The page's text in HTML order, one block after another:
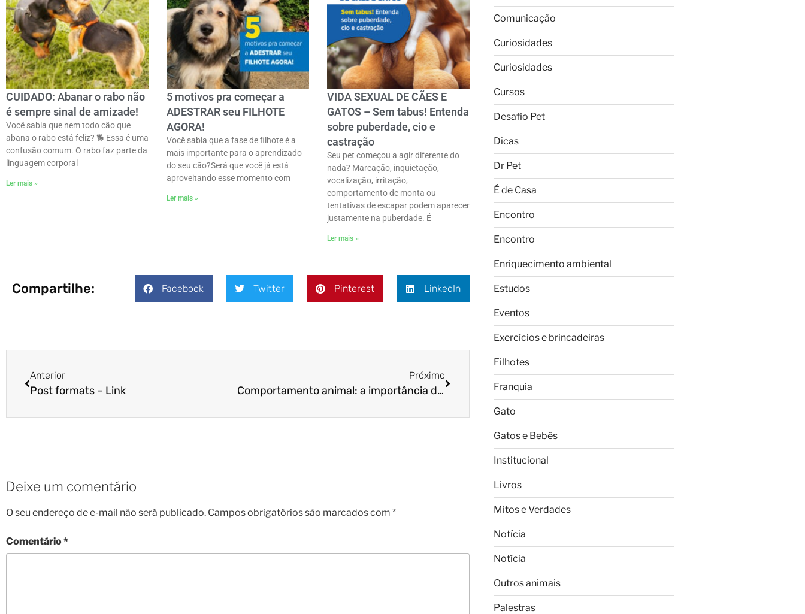
CUIDADO: Abanar o rabo não
é sempre sinal de amizade!
Você sabia que nem todo cão que
abana o rabo está feliz? 🐕 Essa é uma
confusão comum. O rabo faz parte da
linguagem corporal
Ler mais »
5 motivos pra começar a
ADESTRAR seu FILHOTE
AGORA!
Você sabia que a fase de filhote é a
mais importante para o aprendizado
do seu cão?Será que você já está
aproveitando esse momento com
Ler mais »
VIDA SEXUAL DE CÃES E
GATOS – Sem tabus! Entenda
sobre puberdade, cio e
castração
Seu pet começou a agir diferente do
nada? Marcação, inquietação,
vocalização, irritação,
comportamento de monta ou
tentativas de escapar podem aparecer
justamente na puberdade. É
Ler mais »
Compartilhe: Facebook Twitter Pinterest LinkedIn
Anterior
Post formats – Link
Próximo
Comportamento animal: a importância da sociabilização
Deixe um comentário
O seu endereço de e-mail não será publicado. Campos obrigatórios são marcados com *
Comentário*
Comunicação
Curiosidades
Curiosidades
Cursos
Desafio Pet
Dicas
Dr Pet
É de Casa
Encontro
Encontro
Enriquecimento ambiental
Estudos
Eventos
Exercícios e brincadeiras
Filhotes
Franquia
Gato
Gatos e Bebês
Institucional
Livros
Mitos e Verdades
Notícia
Notícia
Outros animais
Palestras